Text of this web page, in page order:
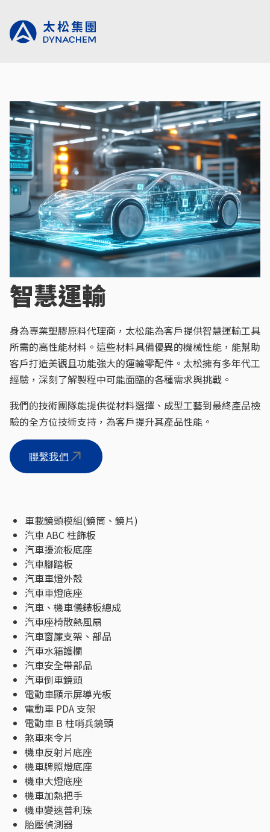
智慧運輸
身為專業塑膠原料代理商，太松能為客戶提供智慧運輸工具
所需的高性能材料。這些材料具備優異的機械性能，能幫助
客戶打造美觀且功能強大的運輸零配件。太松擁有多年代工
經驗，深刻了解製程中可能面臨的各種需求與挑戰。
我們的技術團隊能提供從材料選擇、成型工藝到最終產品檢
驗的全方位技術支持，為客戶提升其產品性能。
聯繫我們
車載鏡頭模組(鏡筒、鏡片)
汽車 ABC 柱飾板
汽車擾流板底座
汽車腳踏板
汽車車燈外殼
汽車車燈底座
汽車、機車儀錶板總成
汽車座椅散熱風扇
汽車窗簾支架、部品
汽車水箱護欄
汽車安全帶部品
汽車倒車鏡頭
電動車顯示屏導光板
電動車 PDA 支架
電動車 B 柱哨兵鏡頭
煞車來令片
機車反射片底座
機車牌照燈底座
機車大燈底座
機車加熱把手
機車變速普利珠
胎壓偵測器